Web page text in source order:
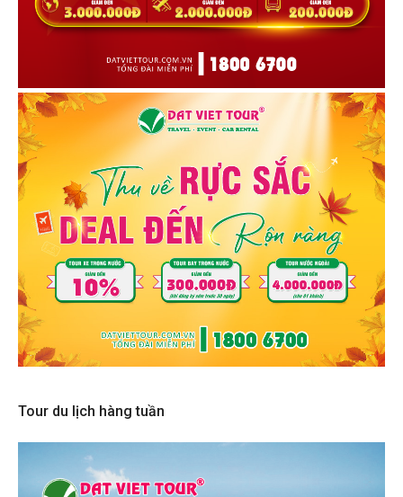
Tour du lịch hàng tuần